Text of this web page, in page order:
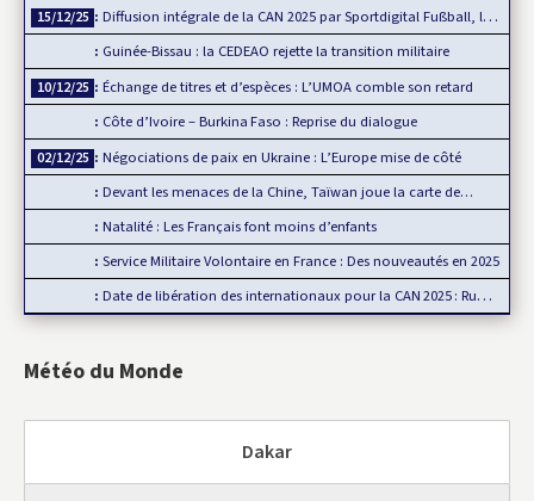
15/12/25
Diffusion intégrale de la CAN 2025 par Sportdigital Fußball, le…
Guinée-Bissau : la CEDEAO rejette la transition militaire
10/12/25
Échange de titres et d’espèces : L’UMOA comble son retard
Côte d’Ivoire – Burkina Faso : Reprise du dialogue
02/12/25
Négociations de paix en Ukraine : L’Europe mise de côté
Devant les menaces de la Chine, Taïwan joue la carte de…
Natalité : Les Français font moins d’enfants
Service Militaire Volontaire en France : Des nouveautés en 2025
Date de libération des internationaux pour la CAN 2025 : Rumeur ou…
Météo du Monde
Dakar